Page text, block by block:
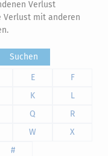
Verlust
Verlust mit anderen
Suchen
E
F
K
L
Q
R
W
X
#